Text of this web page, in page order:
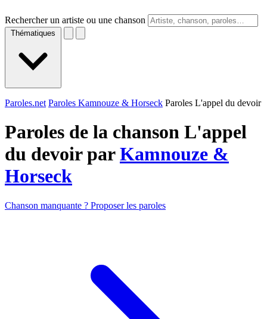
Rechercher un artiste ou une chanson
Thématiques
Paroles.net Paroles Kamnouze & Horseck Paroles L'appel du devoir
Paroles de la chanson L'appel
du devoir parKamnouze &
Horseck
Chanson manquante ? Proposer les paroles